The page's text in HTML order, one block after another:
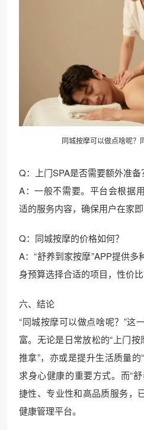
同城按摩可以做点啥呢？
Q：上门SPA是否需要额外准备
A：一般不需要。平台会根据
适的服务内容，确保用户在家即
Q：同城按摩的价格如何？
A：“舒养到家按摩”APP提供
身预算选择合适的项目，性价比
六、结论
“同城按摩可以做点啥呢？”这
富。无论是日常放松的“上门按
推拿”，亦或是提升生活质量的
求身心健康的重要方式。而“
捷性、专业性和高品质服务，
健康管理平台。